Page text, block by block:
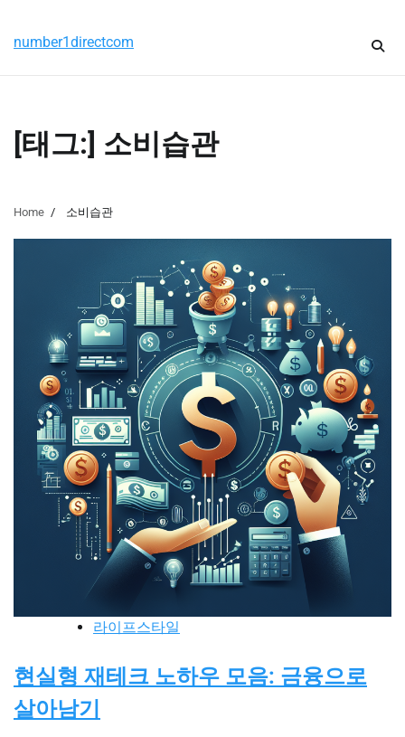
content
number1directcom
[태그:] 소비습관
Home 소비습관
라이프스타일
현실형 재테크 노하우 모음: 금융으로
살아남기